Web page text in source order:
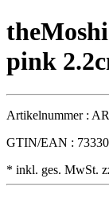
pink
Artikelnummer :
GTIN/EAN :
* inkl. ges. MwSt.